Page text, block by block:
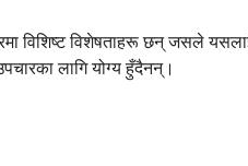
विशेषताहरू छन् जसले यसलाई
लागि योग्य हुँदैनन्।